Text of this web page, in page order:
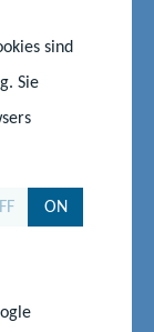
sind
Sie
ON
ländliche